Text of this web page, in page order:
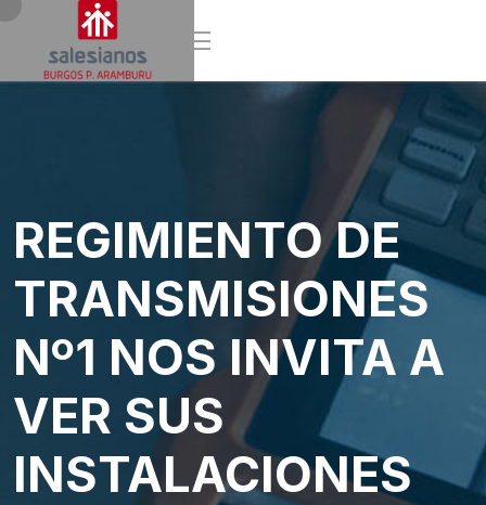
REGIMIENTO DE
TRANSMISIONES
Nº1 NOS INVITA A
VER SUS
INSTALACIONES